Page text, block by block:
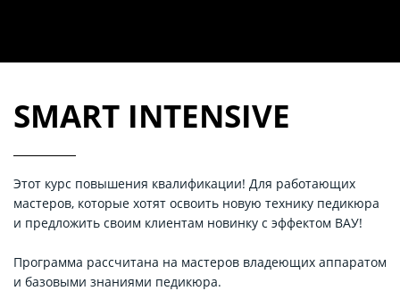
SMART INTENSIVE
Этот курс повышения квалификации! Для работающих
мастеров, которые хотят освоить новую технику педикюра
и предложить своим клиентам новинку с эффектом ВАУ!
Программа рассчитана на мастеров владеющих аппаратом
и базовыми знаниями педикюра.